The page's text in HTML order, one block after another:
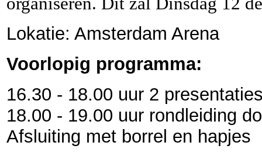
Lokatie: Amsterdam Arena
Voorlopig programma:
16.30 - 18.00 uur 2
18.00 - 19.00 uur rondleiding
Afsluiting met borrel en hapjes